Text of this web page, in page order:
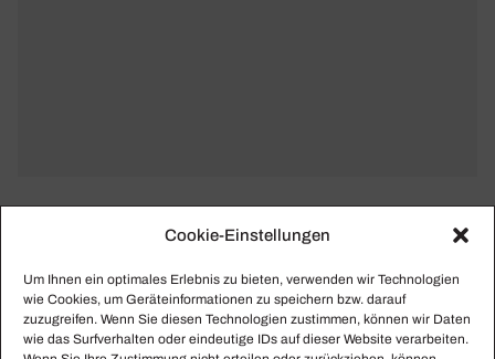
Cookie-Einstellungen
Um Ihnen ein optimales Erlebnis zu bieten, verwenden wir Technologien
wie Cookies, um Geräteinformationen zu speichern bzw. darauf
zuzugreifen. Wenn Sie diesen Technologien zustimmen, können wir Daten
wie das Surfverhalten oder eindeutige IDs auf dieser Website verarbeiten.